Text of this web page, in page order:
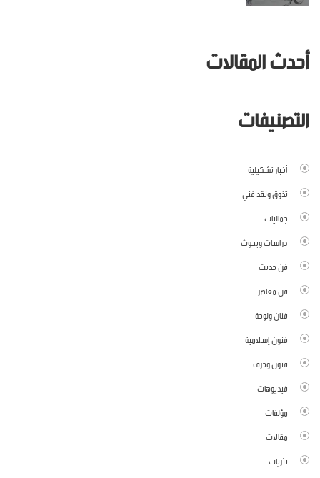
أحدث المقالات
التصنيفات
أخبار تشكيلية
تذوق ونقد فني
جماليات
دراسات وبحوث
فن حديث
فن معاصر
فنان ولوحة
فنون إسلامية
فنون وحرف
فيديوهات
مؤلفات
مقالات
نثريات